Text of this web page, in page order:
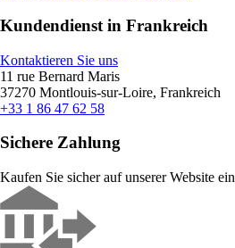
Kundendienst in Frankreich
Kontaktieren Sie uns
11 rue Bernard Maris
37270 Montlouis-sur-Loire, Frankreich
+33 1 86 47 62 58
Sichere Zahlung
Kaufen Sie sicher auf unserer Website ein